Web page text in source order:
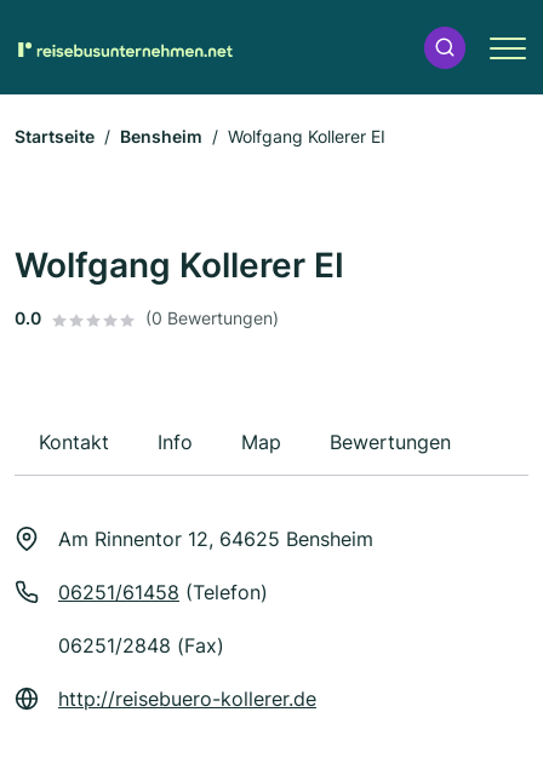
Startseite Bensheim Wolfgang Kollerer EI
Wolfgang Kollerer EI
0.0 (0 Bewertungen)
Kontakt Info Map Bewertungen
Am Rinnentor 12, 64625 Bensheim
06251/61458 (Telefon)
06251/2848 (Fax)
http://reisebuero-kollerer.de